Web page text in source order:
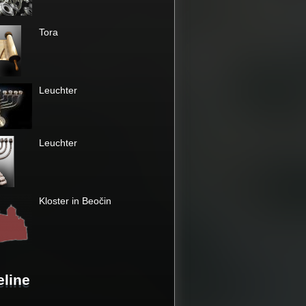
Tora
Leuchter
Leuchter
Kloster in Beočin